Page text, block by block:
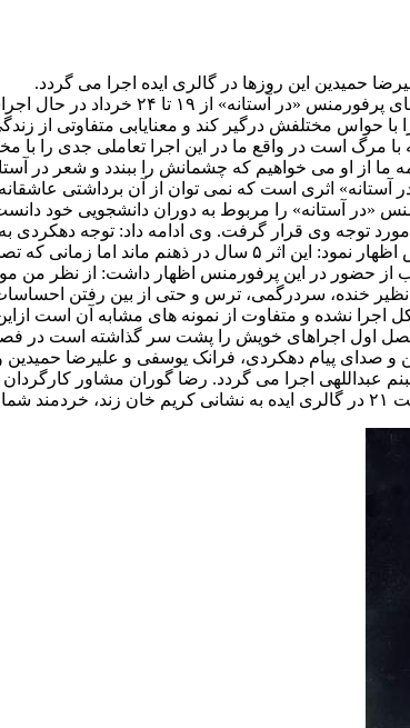
حمیدین این روزها در گالری ایده اجرا می گردد.
به گزارش پیلانو به نقل از روابط
با حواس مختلفش درگیر کند و معنایابی متفاوتی
با مرگ است در واقع ما در این اجرا تعاملی جدی را
ما از او می خواهیم که چشمانش را ببندد و شعر در
آستانه» اثری است که نمی توان از آن برداشتی
«در آستانه» را مربوط به دوران دانشجویی خود
که مورد توجه وی قرار گرفت. وی ادامه داد: توجه
از حضور در این پرفورمنس اظهار داشت: از نظر من
خنده، سردرگمی، ترس و حتی از بین رفتن احساسات
اجرا نشده و متفاوت از نمونه های مشابه آن است
پیام دهکردی، فرانک یوسفی و علیرضا حمیدین و
عبداللهی اجرا می گردد. رضا گوران مشاور